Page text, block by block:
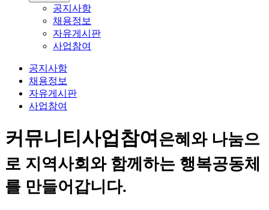
공지사항
채용정보
자유게시판
사업참여
공지사항
채용정보
자유게시판
사업참여
커뮤니티사업참여은혜와 나눔으
로 지역사회와 함께하는 행복공동체
를 만들어갑니다.